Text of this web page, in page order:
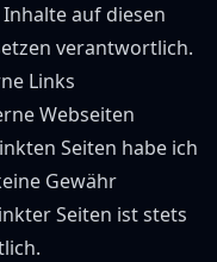
auf diesen
verantwortlich.
Links
Webseiten
Seiten habe ich
Gewähr
Seiten ist stets